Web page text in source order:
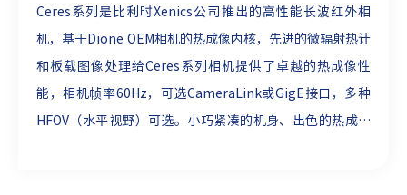
Ceres系列是比利时Xenics公司推出的高性能长波红外相
机，基于Dione OEM相机的热成像内核，先进的微辐射热计
和板载图像处理给Ceres系列相机提供了卓越的热成像性
能，相机帧率60Hz，可选CameraLink或GigE接口，多种
HFOV（水平视野）可选。小巧紧凑的机身、出色的热成像